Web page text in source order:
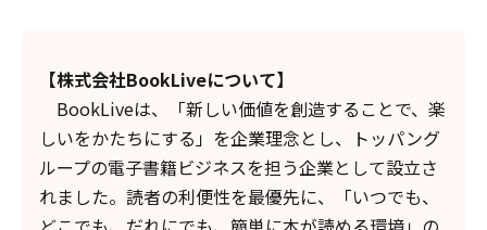
【株式会社BookLiveについて】
BookLiveは、「新しい価値を創造することで、楽
しいをかたちにする」を企業理念とし、トッパング
ループの電子書籍ビジネスを担う企業として設立さ
れました。読者の利便性を最優先に、「いつでも、